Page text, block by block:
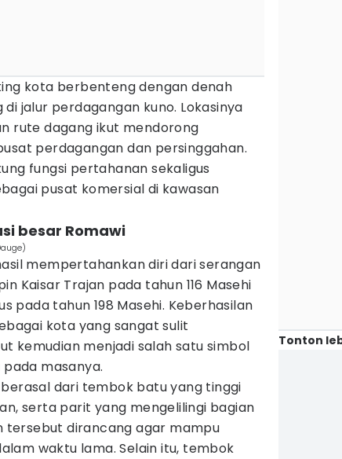
kota berbenteng dengan denah
jalur perdagangan kuno. Lokasinya
rute dagang ikut mendorong
perdagangan dan persinggahan.
fungsi pertahanan sekaligus
pusat komersial di kawasan
besar Romawi
mempertahankan diri dari serangan
Kaisar Trajan pada tahun 116 Masehi
pada tahun 198 Masehi. Keberhasilan
kota yang sangat sulit
kemudian menjadi salah satu simbol
masanya.
dari tembok batu yang tinggi
serta parit yang mengelilingi bagian
tersebut dirancang agar mampu
waktu lama. Selain itu, tembok
Tonton